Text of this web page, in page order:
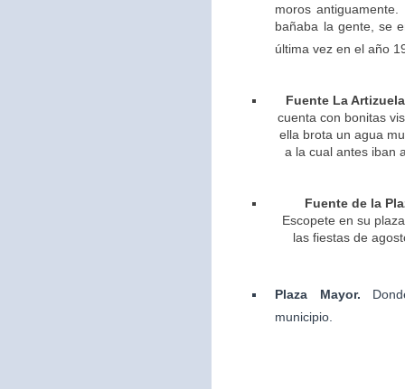
moros
bañaba la gente, se
última vez en el año
Fuente La
cuenta con bonitas
ella brota un agua
a la cual antes iban
Fuente de la
Escopete en su
las fiestas de
Plaza Mayor.
municipio.